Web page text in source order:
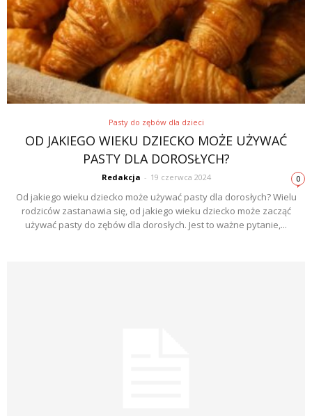
Pasty do zębów dla dzieci
OD JAKIEGO WIEKU DZIECKO MOŻE UŻYWAĆ
PASTY DLA DOROSŁYCH?
Redakcja - 19 czerwca 2024 0
Od jakiego wieku dziecko może używać pasty dla dorosłych? Wielu
rodziców zastanawia się, od jakiego wieku dziecko może zacząć
używać pasty do zębów dla dorosłych. Jest to ważne pytanie,...